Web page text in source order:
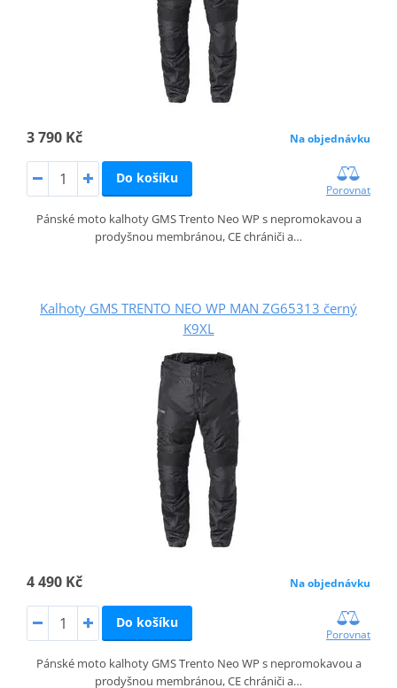
3 790 Kč Na objednávku
Do košíku
Porovnat
Pánské moto kalhoty GMS Trento Neo WP s nepromokavou a
prodyšnou membránou, CE chrániči a…
Kalhoty GMS TRENTO NEO WP MAN ZG65313 černý
K9XL
4 490 Kč Na objednávku
Do košíku
Porovnat
Pánské moto kalhoty GMS Trento Neo WP s nepromokavou a
prodyšnou membránou, CE chrániči a…